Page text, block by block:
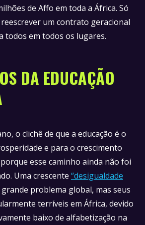
de Affo em toda a África. Só
um contrato geracional
todos em todos os lugares.
DA EDUCAÇÃO
o clichê de que a educação é o
e para o crescimento
esse caminho ainda não foi
Uma crescente “desigualdade
problema global, mas seus
terríveis em África, devido
baixo de alfabetização na